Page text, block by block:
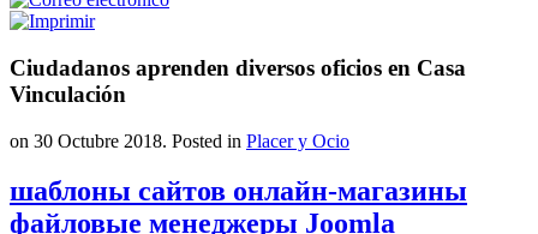
Ciudadanos aprenden diversos oficios en Casa
Vinculación
on 30 Octubre 2018. Posted in Placer y Ocio
шаблоны сайтов онлайн-магазины
файловые менеджеры Joomla